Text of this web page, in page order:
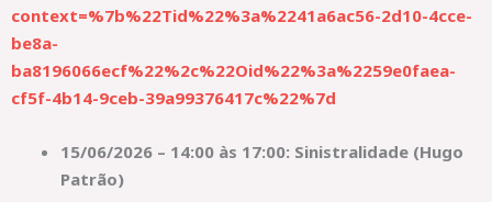
context=%7b%22Tid%22%3a%2241a6ac56-2d10-4cce-
be8a-
ba8196066ecf%22%2c%22Oid%22%3a%2259e0faea-
cf5f-4b14-9ceb-39a99376417c%22%7d
15/06/2026 – 14:00 às 17:00: Sinistralidade (Hugo
Patrão)